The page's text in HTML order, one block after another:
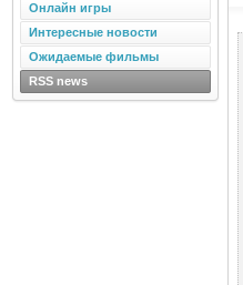
Онлайн игры
Интересные новости
Ожидаемые фильмы
RSS news